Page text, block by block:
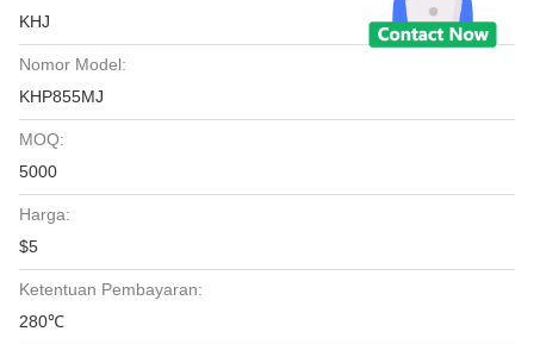
KHJ
Nomor Model:
KHP855MJ
MOQ:
5000
Harga:
$5
Ketentuan Pembayaran:
280℃